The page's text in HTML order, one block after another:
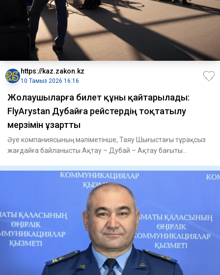
https://kaz.zakon.kz
10 Тамыз 2026 16:16
Жолаушыларға билет құны қайтарылады:
FlyArystan Дубайға рейстердің тоқтатылу
мерзімін ұзартты
Әуе компаниясының мәліметінше, Таяу Шығыстағы тұрақсыз
жағдайға байланысты Ақтау – Дубай – Ақтау бағыты